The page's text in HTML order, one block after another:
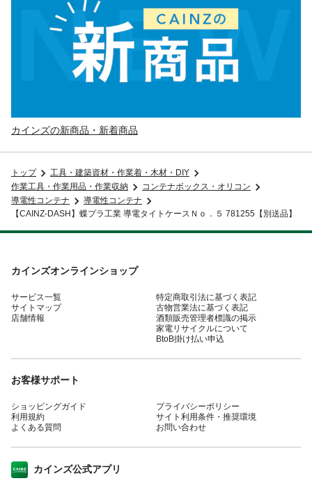
カインズの新商品・新着商品
トップ
工具・建築資材・作業着・木材・DIY
作業工具・作業用品・作業収納
コンテナボックス・オリコン
導電性コンテナ
導電性コンテナ
【CAINZ-DASH】蝶プラ工業 導電タイトケースＮｏ．５ 781255【別送品】
カインズオンラインショップ
サービス一覧
サイトマップ
店舗情報
特定商取引法に基づく表記
古物営業法に基づく表記
酒類販売管理者標識の掲示
家電リサイクルについて
BtoB掛け払い申込
お客様サポート
ショッピングガイド
利用規約
よくある質問
プライバシーポリシー
サイト利用条件・推奨環境
お問い合わせ
カインズ公式アプリ